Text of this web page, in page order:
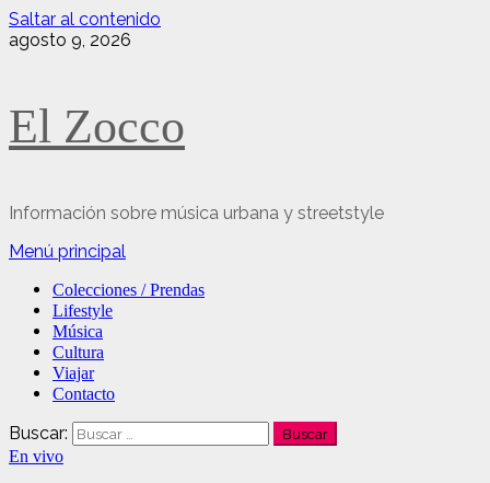
Saltar al contenido
agosto 9, 2026
El Zocco
Información sobre música urbana y streetstyle
Menú principal
Colecciones / Prendas
Lifestyle
Música
Cultura
Viajar
Contacto
Buscar:
En vivo